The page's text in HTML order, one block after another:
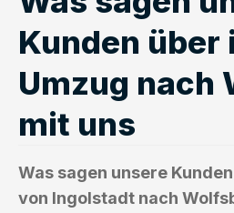
Kunden über
Umzug nach
mit uns
Was sagen unsere
von Ingolstadt nach